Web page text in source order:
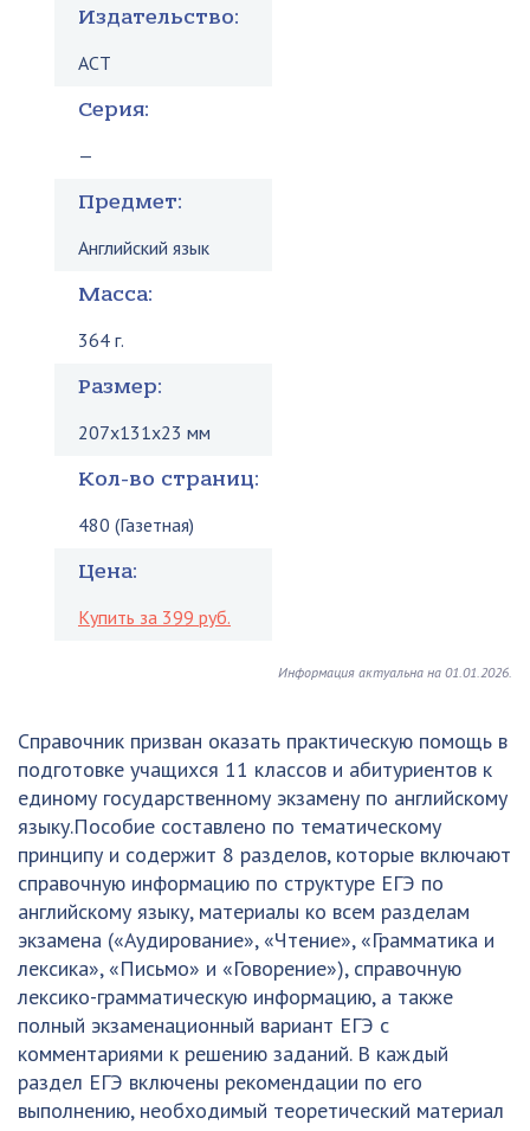
Издательство:
АСТ
Серия:
—
Предмет:
Английский язык
Масса:
364 г.
Размер:
207x131x23 мм
Кол-во страниц:
480 (Газетная)
Цена:
Купить за 399 руб.
Информация актуальна на 01.01.2026.
Справочник призван оказать практическую помощь в
подготовке учащихся 11 классов и абитуриентов к
единому государственному экзамену по английскому
языку.Пособие составлено по тематическому
принципу и содержит 8 разделов, которые включают
справочную информацию по структуре ЕГЭ по
английскому языку, материалы ко всем разделам
экзамена («Аудирование», «Чтение», «Грамматика и
лексика», «Письмо» и «Говорение»), справочную
лексико-грамматическую информацию, а также
полный экзаменационный вариант ЕГЭ с
комментариями к решению заданий. В каждый
раздел ЕГЭ включены рекомендации по его
выполнению, необходимый теоретический материал